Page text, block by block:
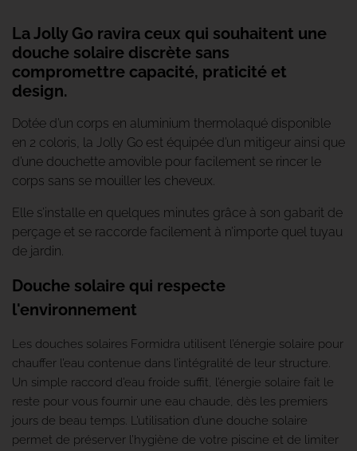
La Jolly Go ravira ceux qui souhaitent une
douche solaire discrète sans
compromettre capacité, praticité et
design.
Dotée d’un corps en aluminium thermolaqué disponible
en 2 coloris, la Jolly Go est équipée d’un mitigeur ainsi que
d’une douchette amovible pour facilement se rincer le
corps sans se mouiller les cheveux.
Elle s’installe en quelques minutes grâce à son gabarit de
perçage et se raccorde facilement à n’importe quel tuyau
de jardin.
Douche solaire qui respecte
l'environnement
Les douches solaires Formidra utilisent l’énergie solaire pour
chauffer l’eau contenue dans l’intégralité de leur structure.
Un simple raccord d’eau froide suffit, l’énergie solaire fait le
reste pour vous fournir une eau chaude, dès les premiers
jours de beau temps. L’utilisation d’une douche solaire
permet de préserver l’hygiène de votre piscine et de limiter